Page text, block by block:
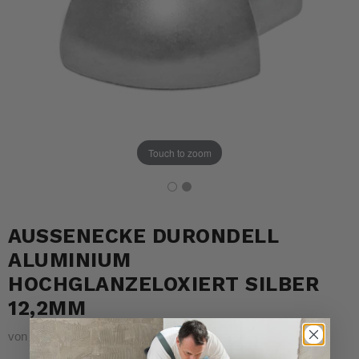
Touch to zoom
AUSSENECKE DURONDELL A
LUMINIUM H
OCHGLANZELOXIERT SILBER 1
2,2MM
von